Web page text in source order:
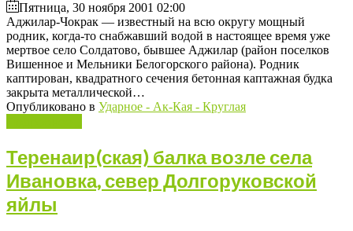
Пятница, 30 ноября 2001 02:00
Аджилар-Чокрак — известный на всю округу мощный
родник, когда-то снабжавший водой в настоящее время уже
мертвое село Солдатово, бывшее Аджилар (район поселков
Вишенное и Мельники Белогорского района). Родник
каптирован, квадратного сечения бетонная каптажная будка
закрыта металлической…
Опубликовано в Ударное - Ак-Кая - Круглая
Теренаир(ская) балка возле села
Ивановка, север Долгоруковской
яйлы